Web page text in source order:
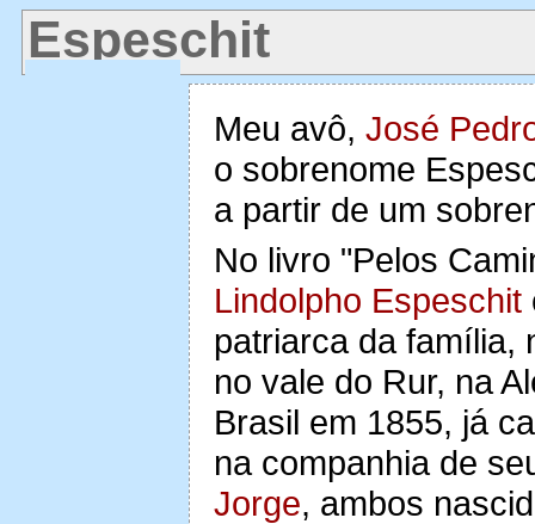
Espeschit
Meu avô, José
o sobrenome
a partir de um
No livro "Pelos
Lindolpho Espeschit
patriarca da família,
no vale do Rur, na
Brasil em 1855, já
na companhia de
Jorge, ambos